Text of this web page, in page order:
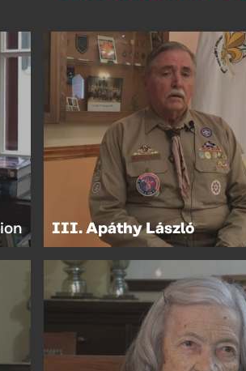
III. Apáthy László